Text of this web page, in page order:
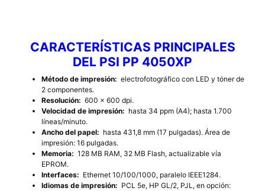
CARACTERÍSTICAS PRINCIPALES
DEL PSI PP 4050XP
Método de impresión: electrofotográfico con LED y tóner de
2 componentes.
Resolución: 600 x 600 dpi.
Velocidad de impresión: hasta 34 ppm (A4); hasta 1.700
líneas/minuto.
Ancho del papel: hasta 431,8 mm (17 pulgadas). Área de
impresión: 16 pulgadas.
Memoria: 128 MB RAM, 32 MB Flash, actualizable vía
EPROM.
Interfaces: Ethernet 10/100/1000, paralelo IEEE1284.
Idiomas de impresión: PCL 5e, HP GL/2, PJL, en opción: